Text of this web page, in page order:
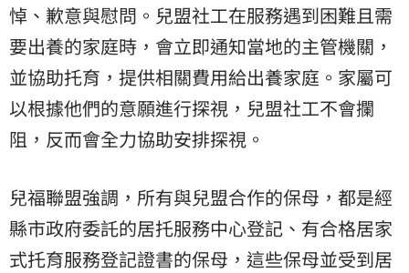
悼、歉意與慰問。兒盟社工在服務遇到困難且需
要出養的家庭時，會立即通知當地的主管機關，
並協助托育，提供相關費用給出養家庭。家屬可
以根據他們的意願進行探視，兒盟社工不會攔
阻，反而會全力協助安排探視。
兒福聯盟強調，所有與兒盟合作的保母，都是經
縣市政府委託的居托服務中心登記、有合格居家
式托育服務登記證書的保母，這些保母並受到居